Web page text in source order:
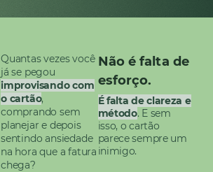
Quantas vezes você
já se pegou
improvisando com
o cartão,
comprando sem
planejar e depois
sentindo ansiedade
na hora que a fatura
chega?
Não é falta de
esforço.
É falta de clareza e
método. E sem
isso, o cartão
parece sempre um
inimigo.